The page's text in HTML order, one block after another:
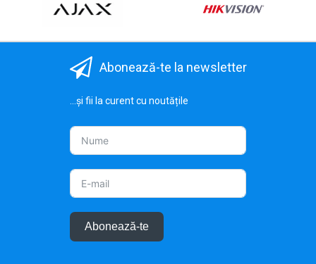
Abonează-te la newsletter
...și fii la curent cu noutățile
Abonează-te